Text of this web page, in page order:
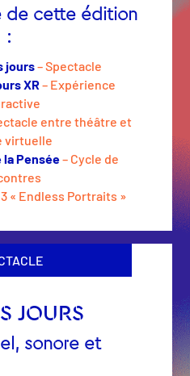
de cette édition
:
jours– Spectacle
XR– Expérience
entre théâtre et
virtuelle
Pensée– Cycle de
3 « Endless Portraits »
JOURS
sonore et